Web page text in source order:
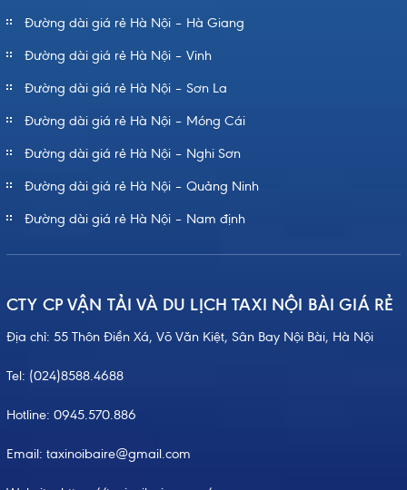
Đường dài giá rẻ Hà Nội – Hà Giang
Đường dài giá rẻ Hà Nội – Vinh
Đường dài giá rẻ Hà Nội – Sơn La
Đường dài giá rẻ Hà Nội – Móng Cái
Đường dài giá rẻ Hà Nội – Nghi Sơn
Đường dài giá rẻ Hà Nội – Quảng Ninh
Đường dài giá rẻ Hà Nội – Nam định
CTY CP VẬN TẢI VÀ DU LỊCH TAXI NỘI BÀI GIÁ RẺ
Địa chỉ: 55 Thôn Điền Xá, Võ Văn Kiệt, Sân Bay Nội Bài, Hà Nội
Tel: (024)8588.4688
Hotline: 0945.570.886
Email: taxinoibaire@gmail.com